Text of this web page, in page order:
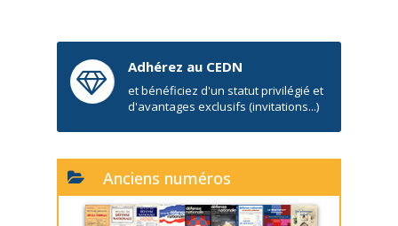
Adhérez au CEDN
et bénéficiez d'un statut privilégié et
d'avantages exclusifs (invitations...)
Anciens numéros